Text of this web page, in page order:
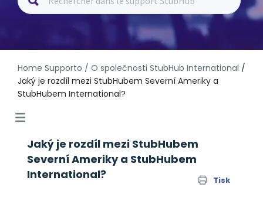
Home Supporto / O společnosti StubHub International /
Jaký je rozdíl mezi StubHubem Severní Ameriky a
StubHubem International?
Jaký je rozdíl mezi StubHubem
Severní Ameriky a StubHubem
International?
Tisk